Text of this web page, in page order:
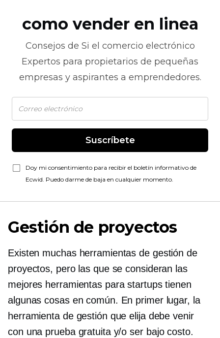
como vender en linea
Consejos de Si el comercio electrónico
Expertos para propietarios de pequeñas
empresas y aspirantes a emprendedores.
Suscríbete
Doy mi consentimiento para recibir el boletín informativo de
Ecwid. Puedo darme de baja en cualquier momento.
Gestión de proyectos
Existen muchas herramientas de gestión de
proyectos, pero las que se consideran las
mejores herramientas para startups tienen
algunas cosas en común. En primer lugar, la
herramienta de gestión que elija debe venir
con una prueba gratuita y/o ser bajo costo.